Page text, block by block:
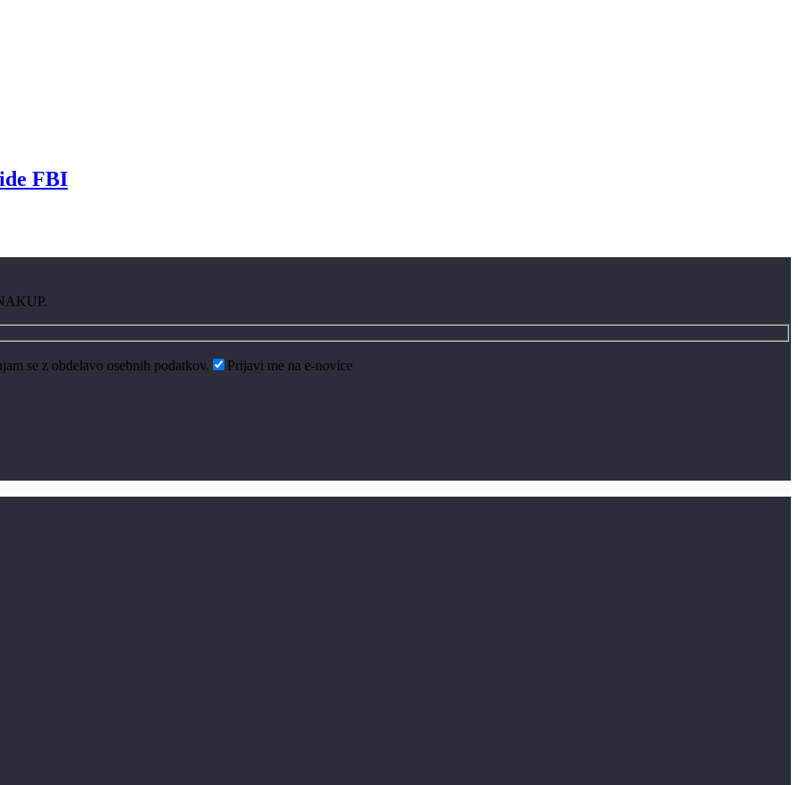
FBI
se z obdelavo osebnih podatkov. Prijavi me na e-novice